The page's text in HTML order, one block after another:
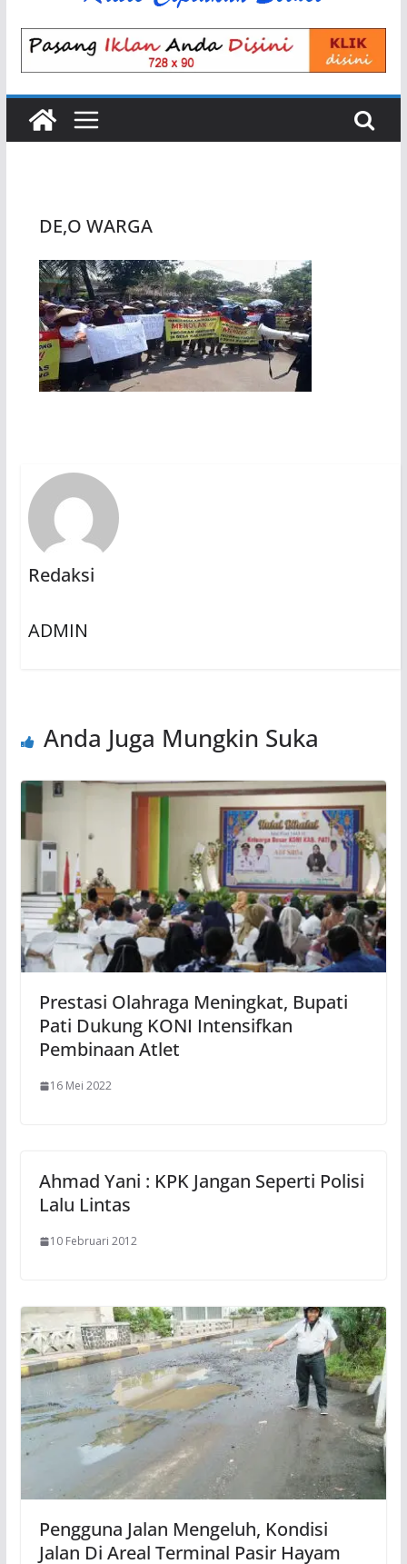
DE,O WARGA
Redaksi
ADMIN
Anda Juga Mungkin Suka
Prestasi Olahraga Meningkat, Bupati
Pati Dukung KONI Intensifkan
Pembinaan Atlet
16 Mei 2022
Ahmad Yani : KPK Jangan Seperti Polisi
Lalu Lintas
10 Februari 2012
Pengguna Jalan Mengeluh, Kondisi
Jalan Di Areal Terminal Pasir Hayam